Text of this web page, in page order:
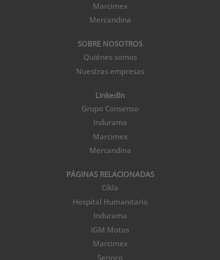
Marcimex
Mercandina
SOBRE NOSOTROS
Quiénes somos
Nuestras empresas
LinkedIn
Grupo Consenso
Indurama
Marcimex
Mercandina
PÁGINAS RELACIONADAS
Cikla
Hospital Humanitario
Indurama
IGM Motos
Marcimex
Serinco